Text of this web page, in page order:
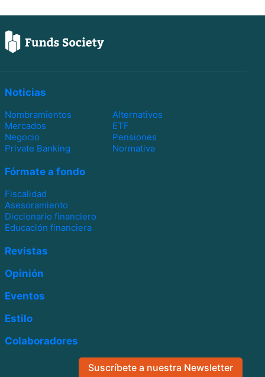
Noticias
Nombramientos
Alternativos
Mercados
ETF
Negocio
Pensiones
Private Banking
Normativa
Fórmate a fondo
Fiscalidad
Asesoramiento
Diccionario financiero
Educación financiera
Revistas
Opinión
Eventos
Estilo
Colaboradores
Suscríbete a nuestra Newsletter